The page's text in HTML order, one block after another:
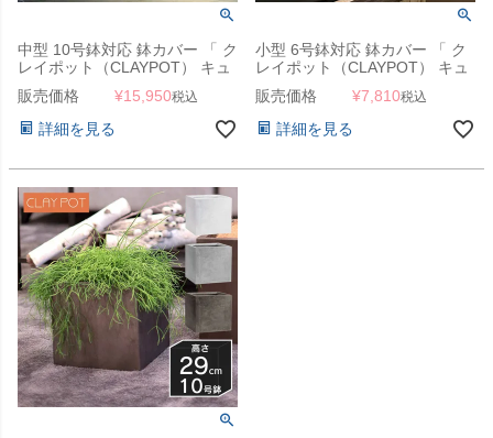
中型 10号鉢対応 鉢カバー 「 ク
レイポット（CLAYPOT） キュ
ーブ36（Cube 36） 」 40L 高
さ36cm 底穴あり
販売価格 ¥15,950税込
詳細を見る
小型 6号鉢対応 鉢カバー 「 ク
レイポット（CLAYPOT） キュ
ーブ22（Cube 22） 」 10L 高
さ22cm 底穴あり
販売価格 ¥7,810税込
詳細を見る